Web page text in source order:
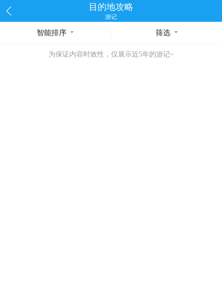
目的地攻略
游记
智能排序 筛选
为保证内容时效性，仅展示近5年的游记~